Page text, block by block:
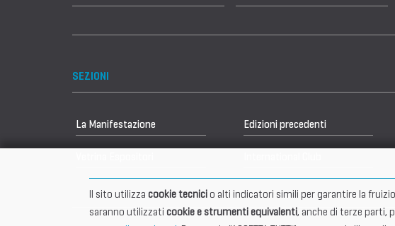
SEZIONI
La Manifestazione Edizioni precedenti
Il sito utilizza cookie tecnici o alti indicatori simili per garantire la
saranno utilizzati cookie e strumenti equivalenti, anche di terze parti,